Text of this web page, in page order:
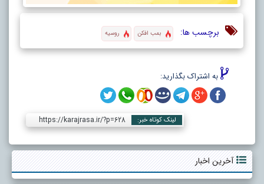
برچسب ها: بمب افکن روسیه
به اشتراک بگذارید:
لینک کوتاه خبر: https://karajrasa.ir/?p=628
آخرین اخبار